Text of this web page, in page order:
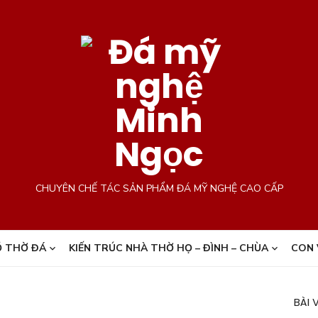
CHUYÊN CHẾ TÁC SẢN PHẨM ĐÁ MỸ NGHỆ CAO CẤP
THỜ ĐÁ KIẾN TRÚC NHÀ THỜ HỌ – ĐÌNH – CHÙA
BÀI